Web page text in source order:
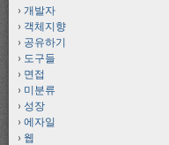
개발자
객체지향
공유하기
도구들
면접
미분류
성장
에자일
웹